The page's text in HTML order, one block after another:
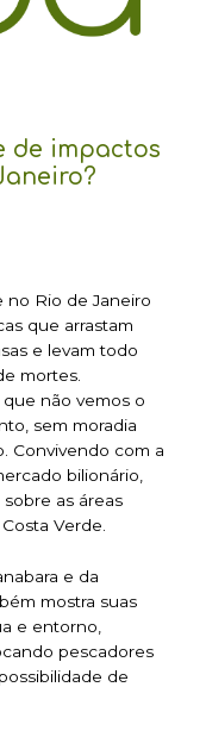
de impactos
no Rio de Janeiro
que arrastam
e levam todo
mortes.
não vemos o
sem moradia
Convivendo com a
bilionário,
as áreas
Verde.
e da
mostra suas
e entorno,
pescadores
de